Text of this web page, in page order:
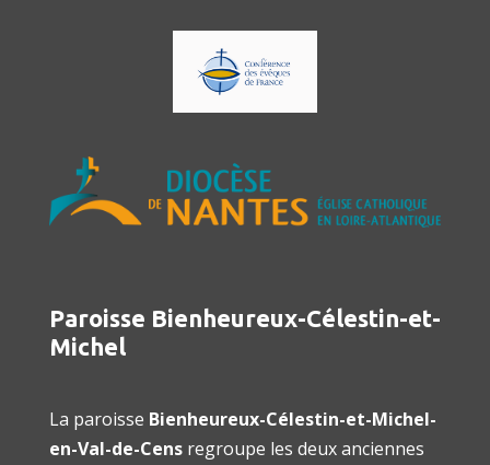
Paroisse Bienheureux-Célestin-et-
Michel
La paroisse Bienheureux-Célestin-et-Michel-
en-Val-de-Censregroupe les deux anciennes